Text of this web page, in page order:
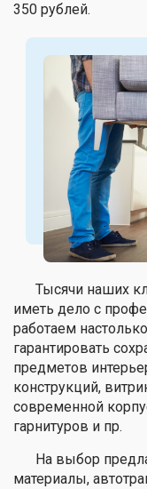
350 рублей.
Тысячи наших
иметь дело с
работаем
гарантировать
предметов
конструкций,
современной
гарнитуров и пр.
На выбор
материалы,